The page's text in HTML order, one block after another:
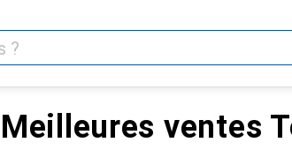
Meilleures ventes